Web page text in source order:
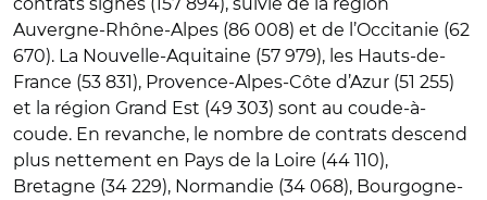
Auvergne-Rhône-Alpes (86 008) et de l’Occitanie (62
670). La Nouvelle-Aquitaine (57 979), les Hauts-de-
France (53 831), Provence-Alpes-Côte d’Azur (51 255)
et la région Grand Est (49 303) sont au coude-à-
coude. En revanche, le nombre de contrats descend
plus nettement en Pays de la Loire (44 110),
Bretagne (34 229), Normandie (34 068), Bourgogne-